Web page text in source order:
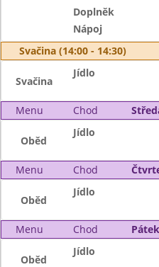
Doplněk
Nápoj
Svačina (14:00 - 14:30)
Svačina
Jídlo
Menu Chod
Oběd
Jídlo
Menu Chod
Oběd
Jídlo
Menu Chod
Oběd
Jídlo